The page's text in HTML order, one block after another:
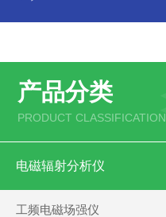
产品分类
PRODUCT CLASSIFICATION
电磁辐射分析仪
工频电磁场强仪